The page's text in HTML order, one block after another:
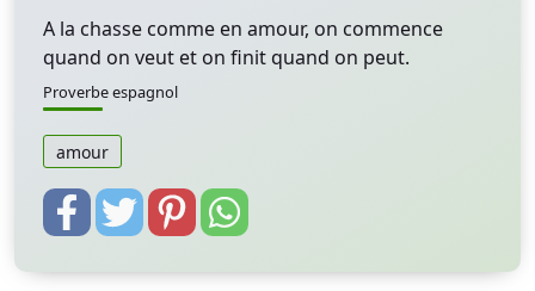
A la chasse comme en amour, on commence
quand on veut et on finit quand on peut.
Proverbe espagnol
amour